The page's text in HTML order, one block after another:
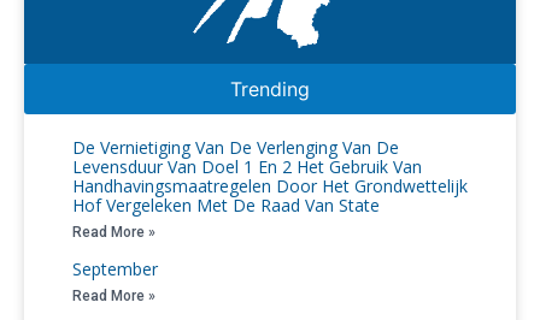
Trending
De Vernietiging Van De Verlenging Van De
Levensduur Van Doel 1 En 2 Het Gebruik Van
Handhavingsmaatregelen Door Het Grondwettelijk
Hof Vergeleken Met De Raad Van State
Read More »
September
Read More »